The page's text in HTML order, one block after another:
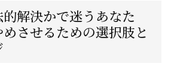
解決かで迷うあなた
させるための選択肢と